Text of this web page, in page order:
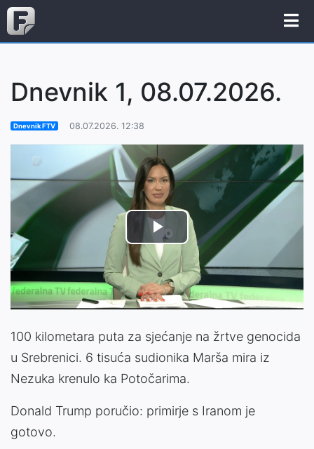
Dnevnik 1, 08.07.2026.
Dnevnik FTV 08.07.2026. 12:38
Play
Video
100 kilometara puta za sjećanje na žrtve genocida
u Srebrenici. 6 tisuća sudionika Marša mira iz
Nezuka krenulo ka Potočarima.
Donald Trump poručio: primirje s Iranom je
gotovo.